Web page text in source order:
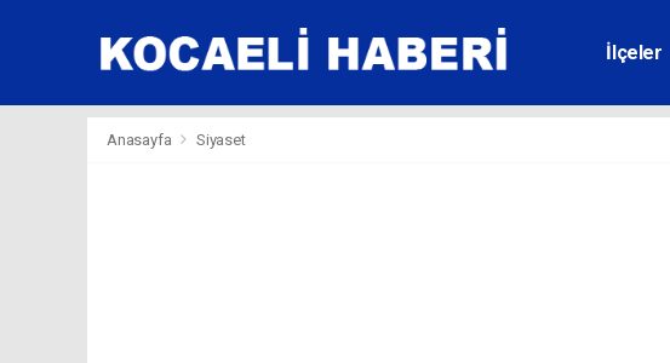
İlçeler
Anasayfa Siyaset